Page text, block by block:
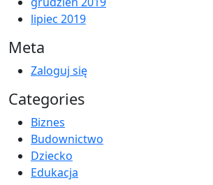
lipiec 2019
Meta
Zaloguj się
Categories
Biznes
Budownictwo
Dziecko
Edukacja